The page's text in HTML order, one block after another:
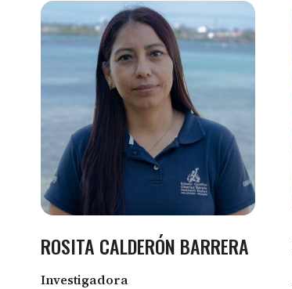
ROSITA CALDERÓN BARRERA
Investigadora